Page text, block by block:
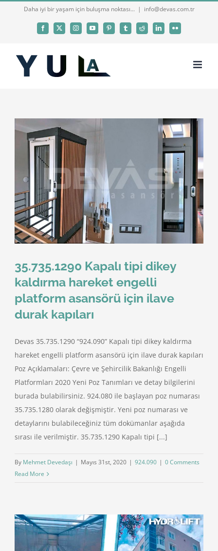
Daha iyi bir yaşam için buluşma noktası... | info@devas.com.tr
Facebook
X InstagramYouTubePinterestTumblrReddit LinkedInFlickr
35.735.1290 Kapalı tipi dikey
kaldırma hareket engelli
platform asansörü için ilave
durak kapıları
Devas 35.735.1290 “924.090” Kapalı tipi dikey kaldırma
hareket engelli platform asansörü için ilave durak kapıları
Poz Açıklamaları: Çevre ve Şehircilik Bakanlığı Engelli
Platformları 2020 Yeni Poz Tanımları ve detay bilgilerini
burada bulabilirsiniz. 924.080 ile başlayan poz numarası
35.735.1280 olarak değişmiştir. Yeni poz numarası ve
detaylarını bulabileceğiniz tüm dokümanlar aşağıda
sırası ile verilmiştir. 35.735.1290 Kapalı tipi [...]
By Mehmet Devedaşı | Mayıs 31st, 2020 | 924.090 | 0 Comments
Read More